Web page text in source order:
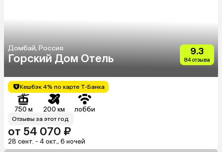
Домбай, Россия
Горский Дом Отель
9.3
84 отзыва
Кешбэк 4% по карте Т-Банка
750 м 200 км лобби
Отзывы за этот год
от 54 070 ₽
28 сент. - 4 окт., 6 ночей